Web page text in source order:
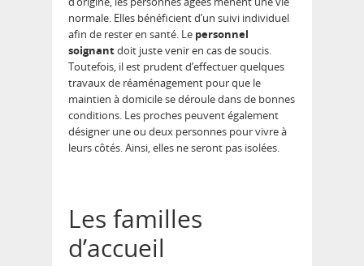
normale. Elles bénéficient d’un suivi individuel
afin de rester en santé. Le personnel
soignantdoit juste venir en cas de soucis.
Toutefois, il est prudent d’effectuer quelques
travaux de réaménagement pour que le
maintien à domicile se déroule dans de bonnes
conditions. Les proches peuvent également
désigner une ou deux personnes pour vivre à
leurs côtés. Ainsi, elles ne seront pas isolées.
Les familles
d’accueil